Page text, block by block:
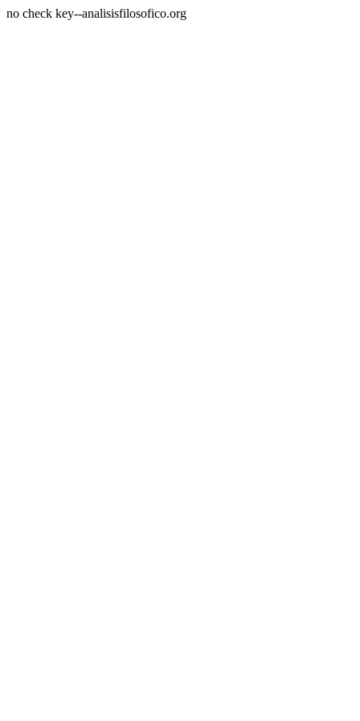
no check key--analisisfilosofico.org